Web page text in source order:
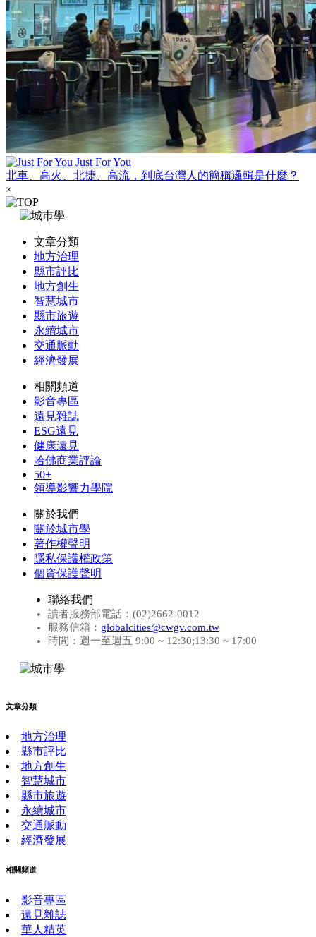
Just For You
北車、高火、北捷、高流，到底台灣人的簡稱邏輯是什麼？
×
文章分類
地方治理
縣市評比
地方創生
智慧城市
縣市旅遊
永續城市
交通脈動
經濟發展
相關頻道
影音專區
遠見雜誌
ESG遠見
健康遠見
哈佛商業評論
50+
領導影響力學院
關於我們
關於城市學
著作權聲明
隱私保護權政策
個資保護聲明
聯絡我們
讀者服務部電話：(02)2662-0012
服務信箱： globalcities@cwgv.com.tw
時間：週一至週五 9:00 ~ 12:30;13:30 ~ 17:00
文章分類
地方治理
縣市評比
地方創生
智慧城市
縣市旅遊
永續城市
交通脈動
經濟發展
相關頻道
影音專區
遠見雜誌
華人精英